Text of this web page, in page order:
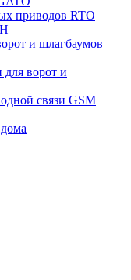
приводов RTO
и шлагбаумов
для ворот и
связи GSM